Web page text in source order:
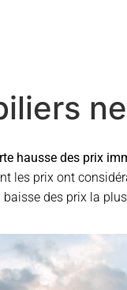
hausse des prix
les prix ont
des prix la